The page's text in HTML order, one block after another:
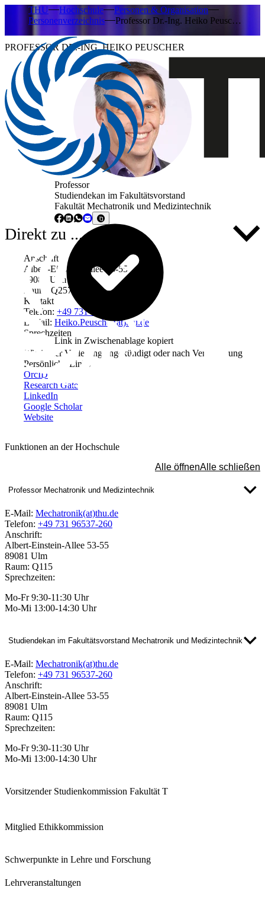
THU Hochschule
Personen & Organisation
Personenverzeichnis
Professor Dr.-Ing. Heiko Peusc…
PROFESSOR DR.-ING. HEIKO PEUSCHER
Professor
Studiendekan im Fakultätsvorstand
Fakultät Mechatronik und Medizintechnik
Link in Zwischenablage kopiert
Direkt zu ...
Anschrift
Albert-Einstein-Allee 53-55
89081 Ulm
Raum: Q257
Kontakt
Telefon: +49 731 96537-557
E-Mail: Heiko.Peuscher(at)thu.de
Sprechzeiten
Wie in der Vorlesung angekündigt oder nach Vereinbarung
Persönliche Links
OrcID
Research Gate
LinkedIn
Google Scholar
Website
Funktionen an der Hochschule
Alle öffnenAlle schließen
Professor Mechatronik und Medizintechnik
E-Mail: Mechatronik(at)thu.de
Telefon: +49 731 96537-260
Anschrift:
Albert-Einstein-Allee 53-55
89081 Ulm
Raum: Q115
Sprechzeiten:
Mo-Fr 9:30-11:30 Uhr
Mo-Mi 13:00-14:30 Uhr
Studiendekan im Fakultätsvorstand Mechatronik und Medizintechnik
E-Mail: Mechatronik(at)thu.de
Telefon: +49 731 96537-260
Anschrift:
Albert-Einstein-Allee 53-55
89081 Ulm
Raum: Q115
Sprechzeiten:
Mo-Fr 9:30-11:30 Uhr
Mo-Mi 13:00-14:30 Uhr
Vorsitzender Studienkommission Fakultät T
Mitglied Ethikkommission
Schwerpunkte in Lehre und Forschung
Lehrveranstaltungen